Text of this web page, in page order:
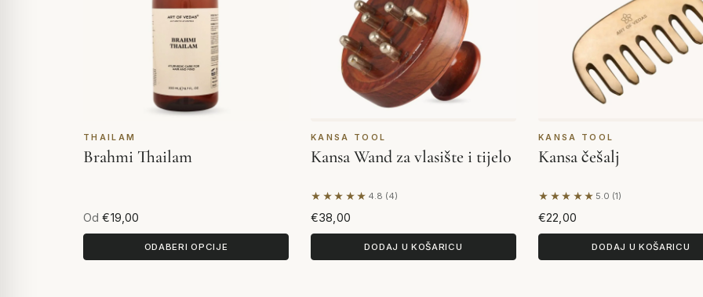
THAILAM
Brahmi Thailam
Od €19,00
ODABERI OPCIJE
KANSA TOOL
Kansa Wand za vlasište i tijelo
★★★★★ 4.8 (4)
Na temelju 4 recenzija
€38,00
DODAJ U KOŠARICU
KANSA TOOL
Kansa češalj
★★★★★ 5.0 (1)
Na temelju 1 recenzije
€22,00
DODAJ U KOŠARICU